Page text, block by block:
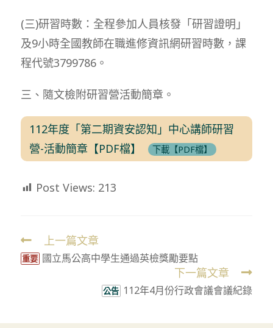
(三)研習時數：全程參加人員核發「研習證明」
及9小時全國教師在職進修資訊網研習時數，課
程代號3799786。
三、隨文檢附研習營活動簡章。
112年度「第二期資安認知」中心講師研習
營-活動簡章【PDF檔】
下載【PDF檔】
Post Views: 213
Read
more
上一篇文章
重要 國立馬公高中學生通過英檢獎勵要點
下一篇文章
公告 112年4月份行政會議會議紀錄